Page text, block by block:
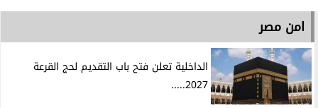
امن مصر
الداخلية تعلن فتح باب التقديم لحج القرعة
2027.....